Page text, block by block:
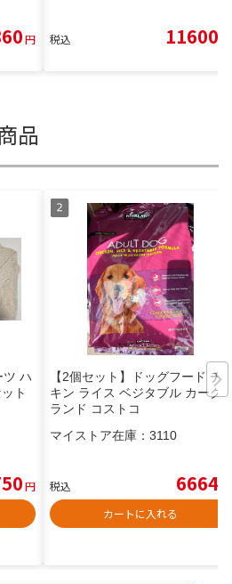
円 税込 11600
品
ツ ハ
ト
円
【2個セット】ドッグフード チ
キン ライス ベジタブル カーク
ランド コストコ
マイストア在庫： 3110
税込 6664
カートに入れる